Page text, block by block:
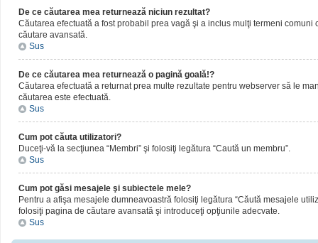
De ce căutarea mea returnează niciun rezultat?
Căutarea efectuată a fost probabil prea vagă şi a inclus mulţi termeni
căutare avansată.
Sus
De ce căutarea mea returnează o pagină goală!?
Căutarea efectuată a returnat prea multe rezultate pentru webserver să le
căutarea este efectuată.
Sus
Cum pot căuta utilizatori?
Duceţi-vă la secţiunea “Membri” şi folosiţi legătura “Caută un membru”.
Sus
Cum pot găsi mesajele şi subiectele mele?
Pentru a afişa mesajele dumneavoastră folosiţi legătura “Căută mesajele
folosiţi pagina de căutare avansată şi introduceţi opţiunile adecvate.
Sus